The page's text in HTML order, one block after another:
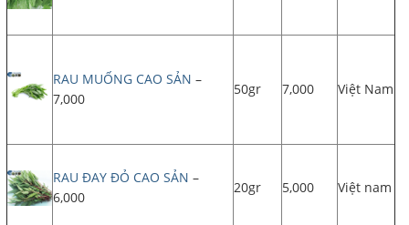
RAU MUỐNG CAO SẢN –
7,000
50gr 7,000 Việt Nam
RAU ĐAY ĐỎ CAO SẢN –
6,000
20gr 5,000 Việt nam